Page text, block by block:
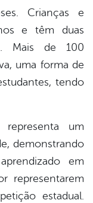
Crianças e
e têm duas
Mais de 100
uma forma de
tendo
representa um
demonstrando
em
representarem
estadual.